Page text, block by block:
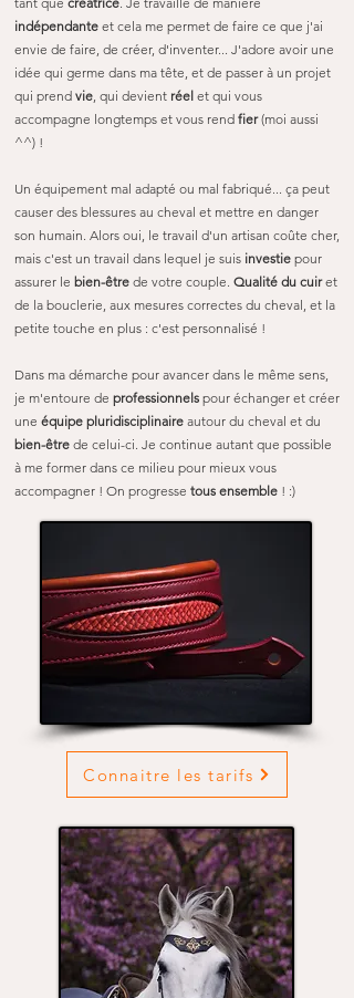
indépendante et cela me permet de faire ce que j'ai
envie de faire, de créer, d'inventer... J'adore avoir une
idée qui germe dans ma tête, et de passer à un projet
qui prend vie, qui devient réel et qui vous
accompagne longtemps et vous rend fier(moi aussi
^^) !
Un équipement mal adapté ou mal fabriqué... ça peut
causer des blessures au cheval et mettre en danger
son humain. Alors oui, le travail d'un artisan coûte cher,
mais c'est un travail dans lequel je suis investie pour
assurer le bien-être de votre couple. Qualité du cuiret
de la bouclerie, aux mesures correctes du cheval, et la
petite touche en plus : c'est personnalisé !
Dans ma démarche pour avancer dans le même sens,
je m'entoure de professionnels pour échanger et créer
une équipe pluridisciplinaire autour du cheval et du
bien-être de celui-ci. Je continue autant que possible
à me former dans ce milieu pour mieux vous
accompagner ! On progresse tous ensemble ! :)
Connaitre les tarifs